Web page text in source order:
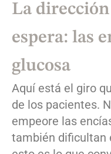
La
espera: las
glucosa
Aquí está el giro
de los pacientes.
empeore las
también dificultan